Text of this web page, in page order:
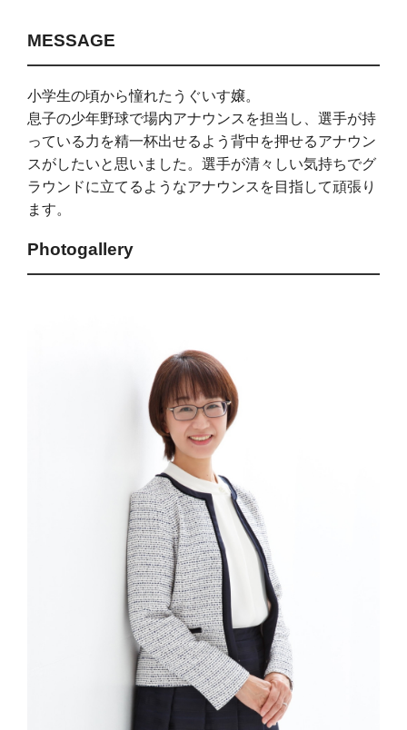
MESSAGE
小学生の頃から憧れたうぐいす嬢。
息子の少年野球で場内アナウンスを担当し、選手が持
っている力を精一杯出せるよう背中を押せるアナウン
スがしたいと思いました。選手が清々しい気持ちでグ
ラウンドに立てるようなアナウンスを目指して頑張り
ます。
Photogallery